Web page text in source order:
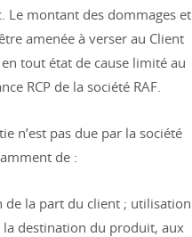
Le montant des dommages et
amenée à verser au Client
tout état de cause limité au
RCP de la société RAF.
n’est pas due par la société
de :
la part du client ; utilisation
destination du produit, aux